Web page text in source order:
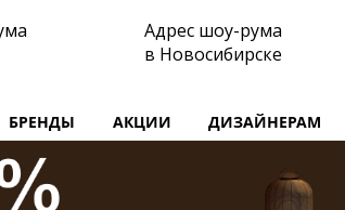
Адрес шоу-рума
в Новосибирске
БРЕНДЫ АКЦИИ ДИЗАЙНЕРАМ